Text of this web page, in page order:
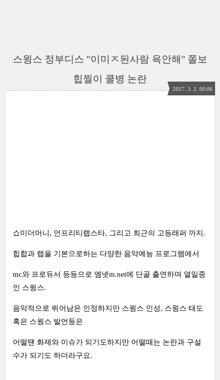
스윙스 정부디스 "이미ㅈ된사람 욕안해" 쫄보
힙찔이 쿨병 논란
2017. 3. 2. 00:06
쇼미더머니, 언프리티랩스타, 그리고 최근의 고등래퍼 까지.
힙합과 랩을 기본으로하는 다양한 음악예능 프로그램에서
mc와 프로듀서 등등으로 엠넷m.net에 단골 출연하며 열일중
인 스윙스.
음악적으로 뛰어남은 인정하지만 스윙스 인성, 스윙스 태도
혹은 스윙스 발언등은
어떨땐 화제와 이슈가 되기도하지만 어떨때는 논란과 구설
수가 되기도 하더라구요.